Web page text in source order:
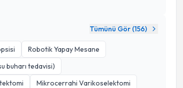
Tümünü Gör (156)
Robotik Yapay Mesane
buharı tedavisi)
Mikrocerrahi Varikoselektomi